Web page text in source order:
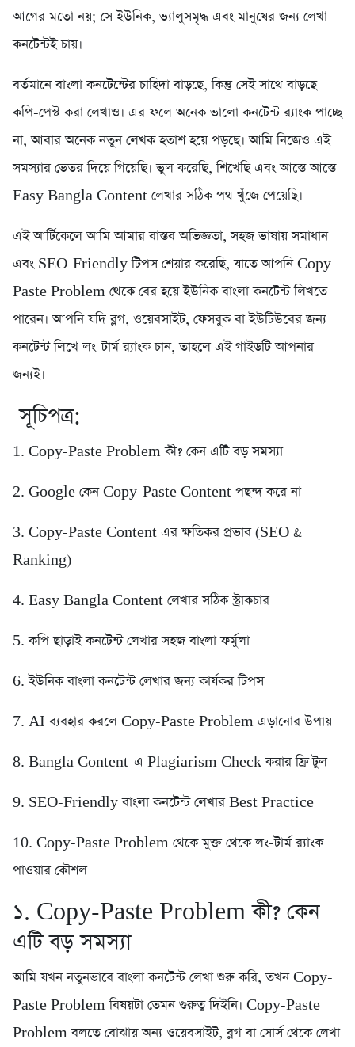
আগের মতো নয়; সে ইউনিক, ভ্যালুসমৃদ্ধ এবং মানুষের জন্য লেখা
কনটেন্টই চায়।
বর্তমানে বাংলা কনটেন্টের চাহিদা বাড়ছে, কিন্তু সেই সাথে বাড়ছে
কপি-পেস্ট করা লেখাও। এর ফলে অনেক ভালো কনটেন্ট র‍্যাংক পাচ্ছে
না, আবার অনেক নতুন লেখক হতাশ হয়ে পড়ছে। আমি নিজেও এই
সমস্যার ভেতর দিয়ে গিয়েছি। ভুল করেছি, শিখেছি এবং আস্তে আস্তে
Easy Bangla Content লেখার সঠিক পথ খুঁজে পেয়েছি।
এই আর্টিকেলে আমি আমার বাস্তব অভিজ্ঞতা, সহজ ভাষায় সমাধান
এবং SEO-Friendly টিপস শেয়ার করেছি, যাতে আপনি Copy-
Paste Problem থেকে বের হয়ে ইউনিক বাংলা কনটেন্ট লিখতে
পারেন। আপনি যদি ব্লগ, ওয়েবসাইট, ফেসবুক বা ইউটিউবের জন্য
কনটেন্ট লিখে লং-টার্ম র‍্যাংক চান, তাহলে এই গাইডটি আপনার
জন্যই।
সূচিপত্র:
1. Copy-Paste Problem কী? কেন এটি বড় সমস্যা
2. Google কেন Copy-Paste Content পছন্দ করে না
3. Copy-Paste Content এর ক্ষতিকর প্রভাব (SEO &
Ranking)
4. Easy Bangla Content লেখার সঠিক স্ট্রাকচার
5. কপি ছাড়াই কনটেন্ট লেখার সহজ বাংলা ফর্মুলা
6. ইউনিক বাংলা কনটেন্ট লেখার জন্য কার্যকর টিপস
7. AI ব্যবহার করলে Copy-Paste Problem এড়ানোর উপায়
8. Bangla Content-এ Plagiarism Check করার ফ্রি টুল
9. SEO-Friendly বাংলা কনটেন্ট লেখার Best Practice
10. Copy-Paste Problem থেকে মুক্ত থেকে লং-টার্ম র‍্যাংক
পাওয়ার কৌশল
১. Copy-Paste Problem কী? কেন
এটি বড় সমস্যা
আমি যখন নতুনভাবে বাংলা কনটেন্ট লেখা শুরু করি, তখন Copy-
Paste Problem বিষয়টা তেমন গুরুত্ব দিইনি। Copy-Paste
Problem বলতে বোঝায় অন্য ওয়েবসাইট, ব্লগ বা সোর্স থেকে লেখা